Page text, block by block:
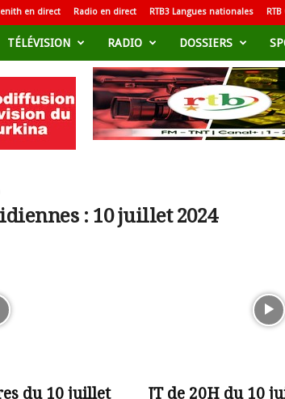
en direct Radio en direct RTB3 Langues nationales RTB
TÉLÉVISION RADIO DOSSIERS
: 10 juillet 2024
du 10 juillet
JT de 20H du 10